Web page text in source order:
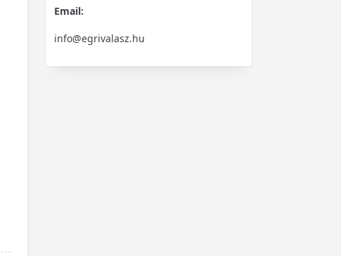
Email:
info@egrivalasz.hu